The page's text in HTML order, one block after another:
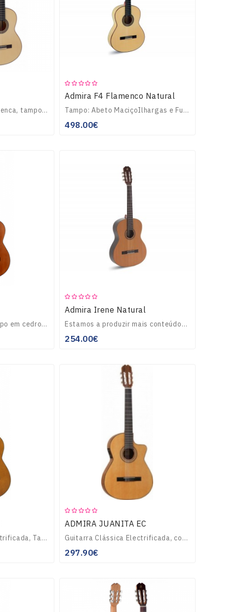
Guitarra Clássica flamenca, tampo em abeto maciço, corpo em Cipreste, filetes de pausanto e acer embutidos no tampo e funfo, braço de Caoba com reforço de pausa..
Admira F4 Flamenco Natural
Tampo: Abeto MaciçoIlhargas e Fundo: CipresteBraço: Mogno com reforçoEscala: ÉbanoPonte: Pau-santoCarrilhões: DouradosQuilha: CompletaCordas: Savarez ..
498.00€
Guitarra Clássica, tampo em cedro maciço, corpo em pausanto, braço de Caoba africana, escala e ponte em pausanto, contorno em madeira no tampo, carrilhões mecân..
Admira Irene Natural
Estamos a produzir mais conteúdos sobre este artigo.Por favor consulte mais tarde...
254.00€
Guitarra Clássica Electrificada, Tampo em pinho Oregon, corpo em sapeli com rebordo escuro no tampo e fundo, carrilhão niquelado, com equalizador Shadow P3B...
ADMIRA JUANITA EC
Guitarra Clássica Electrificada, com Cutaway, Tampo em pinho Oregon, corpo em sapeli com rebordo escuro no tampo e fundo, carrilhão niquelado, com equalizador S..
297.90€